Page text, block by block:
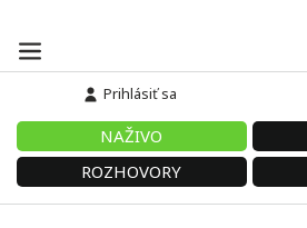
Prihlásiť sa
NAŽIVO
ROZHOVORY